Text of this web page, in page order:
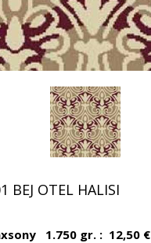
BEJ OTEL HALISI
1.750 gr. : 12,50 €